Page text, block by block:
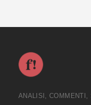
ANALISI, COMMENTI,